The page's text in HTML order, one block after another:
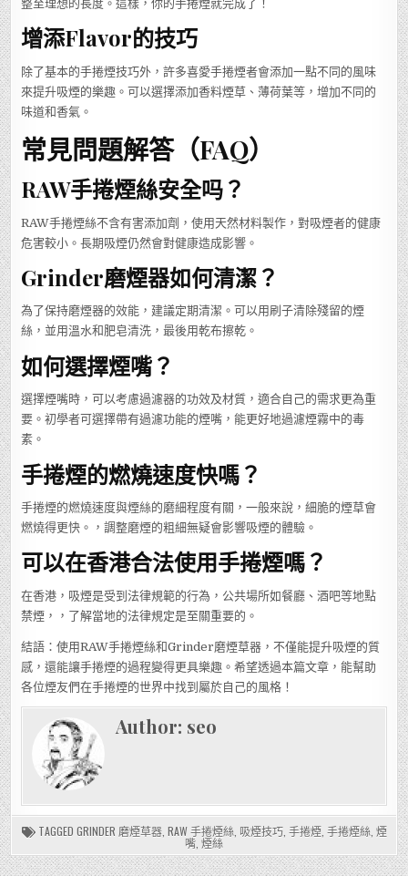
整至理想的長度。這樣，你的手捲煙就完成了！
增添Flavor的技巧
除了基本的手捲煙技巧外，許多喜愛手捲煙者會添加一點不同的風味
來提升吸煙的樂趣。可以選擇添加香料煙草、薄荷葉等，增加不同的
味道和香氣。
常見問題解答（FAQ）
RAW手捲煙絲安全吗？
RAW手捲煙絲不含有害添加劑，使用天然材料製作，對吸煙者的健康
危害較小。長期吸煙仍然會對健康造成影響。
Grinder磨煙器如何清潔？
為了保持磨煙器的效能，建議定期清潔。可以用刷子清除殘留的煙
絲，並用溫水和肥皂清洗，最後用乾布擦乾。
如何選擇煙嘴？
選擇煙嘴時，可以考慮過濾器的功效及材質，適合自己的需求更為重
要。初學者可選擇帶有過濾功能的煙嘴，能更好地過濾煙霧中的毒
素。
手捲煙的燃燒速度快嗎？
手捲煙的燃燒速度與煙絲的磨細程度有關，一般來說，細脆的煙草會
燃燒得更快。，調整磨煙的粗細無疑會影響吸煙的體驗。
可以在香港合法使用手捲煙嗎？
在香港，吸煙是受到法律規範的行為，公共場所如餐廳、酒吧等地點
禁煙，，了解當地的法律規定是至關重要的。
結語：使用RAW手捲煙絲和Grinder磨煙草器，不僅能提升吸煙的質
感，還能讓手捲煙的過程變得更具樂趣。希望透過本篇文章，能幫助
各位煙友們在手捲煙的世界中找到屬於自己的風格！
Author: seo
TAGGED GRINDER 磨煙草器, RAW 手捲煙絲, 吸煙技巧, 手捲煙, 手捲煙絲, 煙
嘴 煙絲